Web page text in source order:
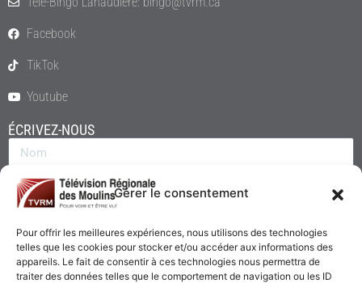
Gérer le consentement
Pour offrir les meilleures expériences, nous utilisons des technologies
telles que les cookies pour stocker et/ou accéder aux informations des
appareils. Le fait de consentir à ces technologies nous permettra de
traiter des données telles que le comportement de navigation ou les ID
Facebook
TikTok
Youtube
ÉCRIVEZ-NOUS